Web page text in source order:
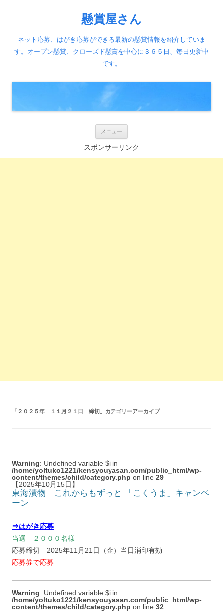
懸賞屋さん
ネット応募、はがき応募ができる最新の懸賞情報を紹介していま
す。オープン懸賞、クローズド懸賞を中心に３６５日、毎日更新中
です。
メニュー
ン
ツ
スポンサーリンク
「 ２０２５年 １１月２１日 締切 」カテゴリーアーカイブ
Warning: Undefined variable $i in
/home/yoltuko1221/kensyouyasan.com/public_html/wp-
content/themes/child/category.php on line 29
【2025年10月15日】
東海漬物 これからもずっと 「こくうま」キャンペ
ーン
⇒はがき応募
当選 ２０００名様
応募締切 2025年11月21日（金）当日消印有効
応募券で応募
Warning: Undefined variable $i in
/home/yoltuko1221/kensyouyasan.com/public_html/wp-
content/themes/child/category.php on line 32